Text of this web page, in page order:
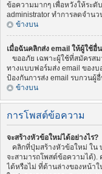
ข้อความมากๆ เพื่อหวังให้ระ
administrator ทำการลดจำน
ข้างบน
เมื่อฉันคลิกส่ง email ให้ผู้ใช้อื่
ขออภัย เฉพาะผู้ใช้ที่สมัครส
ทางแบบฟอร์มส่ง email ของ
ป้องกันการส่ง email รบกวนผู้
ข้างบน
การโพสต์ข้อความ
จะสร้างหัวข้อใหม่ได้อย่างไร?
คลิกที่ปุ่มสร้างหัวข้อใหม่ ใน
จะสามารถโพสต์ข้อความได้
ได้หรือไม่ ที่ด้านล่างของหน้า